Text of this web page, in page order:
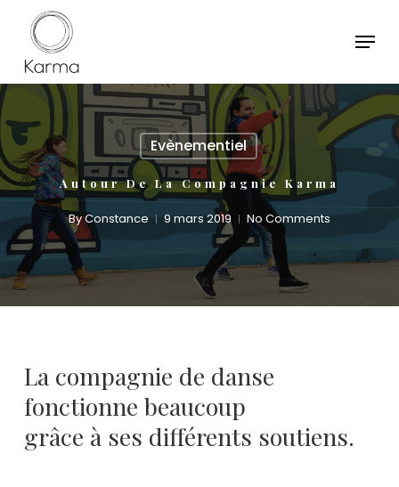
content
Evènementiel
Autour De La Compagnie Karma
ByConstance 9 mars 2019 No Comments
La compagnie de danse
fonctionne beaucoup
grâce à ses différents soutiens.